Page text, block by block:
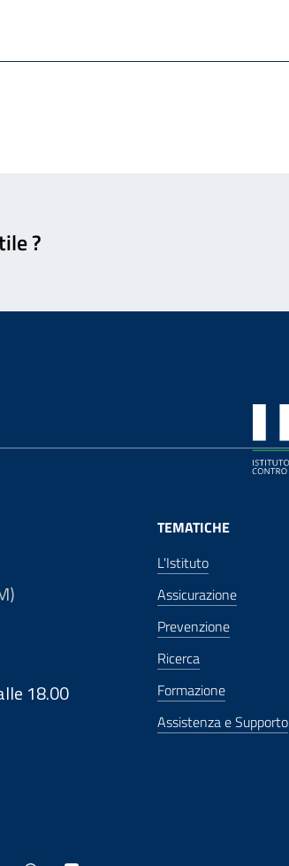
?
18.00
TEMATICHE
L'Istituto
Assicurazione
Prevenzione
Ricerca
Formazione
Assistenza e Supporto